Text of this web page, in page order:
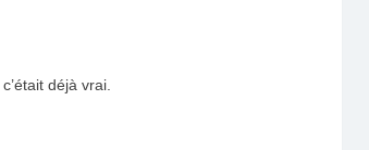
déjà vrai.